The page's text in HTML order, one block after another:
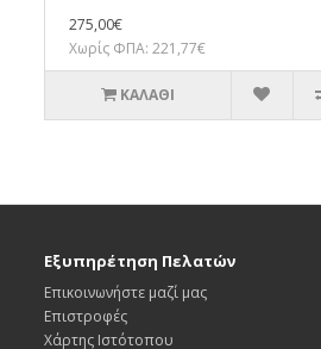
275,00€
Χωρίς ΦΠΑ: 221,77€
ΚΑΛΆΘΙ
Εξυπηρέτηση Πελατών
Επικοινωνήστε μαζί μας
Επιστροφές
Χάρτης Ιστότοπου